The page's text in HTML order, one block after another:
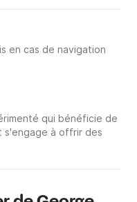
en cas de navigation
qui bénéficie de
s'engage à offrir des